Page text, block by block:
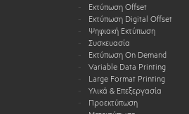
Εκτύπωση Offset
Εκτύπωση Digital Offset
Ψηφιακή Εκτύπωση
Συσκευασία
Εκτύπωση On Demand
Variable Data Printing
Large Format Printing
Υλικά & Επεξεργασία
Προεκτύπωση